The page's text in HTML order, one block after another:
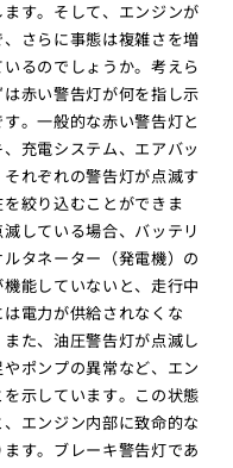
す。そして、エンジンが
さらに事態は複雑さを増
るのでしょうか。考えら
赤い警告灯が何を指し示
。一般的な赤い警告灯と
充電システム、エアバッ
れぞれの警告灯が点滅す
絞り込むことができま
している場合、バッテリ
タネーター（発電機）の
能していないと、走行中
電力が供給されなくな
た、油圧警告灯が点滅し
ポンプの異常など、エン
示しています。この状態
エンジン内部に致命的な
す。ブレーキ警告灯であ